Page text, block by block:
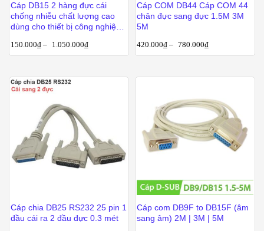
Cáp DB15 2 hàng đực cái
chống nhiễu chất lượng cao
dùng cho thiết bị công nghiệp
150.000₫ – 1.050.000₫
Cáp COM DB44 Cáp COM 44
chân đực sang đực 1.5M 3M
5M
420.000₫ – 780.000₫
Cáp chia DB25 RS232 25 pin 1
đầu cái ra 2 đầu đực 0.3 mét
Cáp com DB9F to DB15F (âm
sang âm) 2M | 3M | 5M